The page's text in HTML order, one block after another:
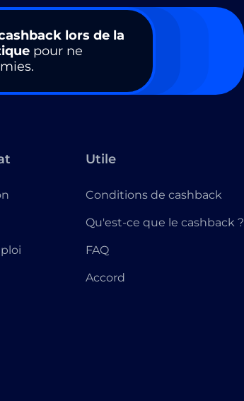
lors de la
pour ne
Utile
Conditions de cashback
Qu'est-ce que le cashback ?
FAQ
Accord